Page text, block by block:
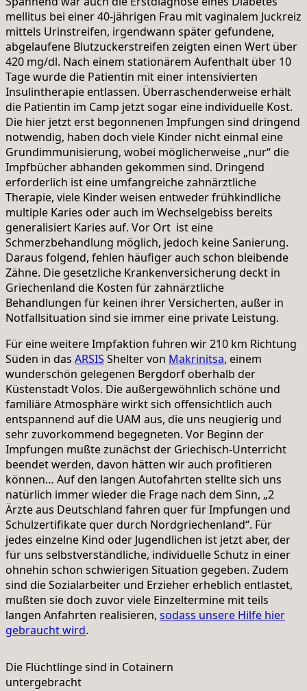
mellitus bei einer 40-jährigen Frau mit vaginalem Juckreiz
mittels Urinstreifen, irgendwann später gefundene,
abgelaufene Blutzuckerstreifen zeigten einen Wert über
420 mg/dl. Nach einem stationärem Aufenthalt über 10
Tage wurde die Patientin mit einer intensivierten
Insulintherapie entlassen. Überraschenderweise erhält
die Patientin im Camp jetzt sogar eine individuelle Kost.
Die hier jetzt erst begonnenen Impfungen sind dringend
notwendig, haben doch viele Kinder nicht einmal eine
Grundimmunisierung, wobei möglicherweise „nur“ die
Impfbücher abhanden gekommen sind. Dringend
erforderlich ist eine umfangreiche zahnärztliche
Therapie, viele Kinder weisen entweder frühkindliche
multiple Karies oder auch im Wechselgebiss bereits
generalisiert Karies auf. Vor Ort ist eine
Schmerzbehandlung möglich, jedoch keine Sanierung.
Daraus folgend, fehlen häufiger auch schon bleibende
Zähne. Die gesetzliche Krankenversicherung deckt in
Griechenland die Kosten für zahnärztliche
Behandlungen für keinen ihrer Versicherten, außer in
Notfallsituation sind sie immer eine private Leistung.
Für eine weitere Impfaktion fuhren wir 210 km Richtung
Süden in das ARSIS Shelter von Makrinitsa, einem
wunderschön gelegenen Bergdorf oberhalb der
Küstenstadt Volos. Die außergewöhnlich schöne und
familiäre Atmosphäre wirkt sich offensichtlich auch
entspannend auf die UAM aus, die uns neugierig und
sehr zuvorkommend begegneten. Vor Beginn der
Impfungen mußte zunächst der Griechisch-Unterricht
beendet werden, davon hätten wir auch profitieren
können… Auf den langen Autofahrten stellte sich uns
natürlich immer wieder die Frage nach dem Sinn, „2
Ärzte aus Deutschland fahren quer für Impfungen und
Schulzertifikate quer durch Nordgriechenland“. Für
jedes einzelne Kind oder Jugendlichen ist jetzt aber, der
für uns selbstverständliche, individuelle Schutz in einer
ohnehin schon schwierigen Situation gegeben. Zudem
sind die Sozialarbeiter und Erzieher erheblich entlastet,
mußten sie doch zuvor viele Einzeltermine mit teils
langen Anfahrten realisieren, sodass unsere Hilfe hier
gebraucht wird.
Die Flüchtlinge sind in Cotainern
untergebracht